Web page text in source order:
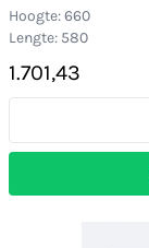
Hoogte: 660
Lengte: 580
1.701,43